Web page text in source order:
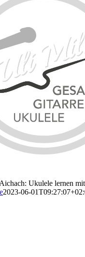
Ukulele lernen
2023-06-